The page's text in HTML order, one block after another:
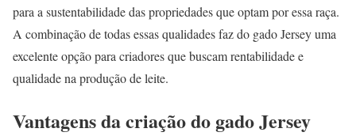
para a sustentabilidade das propriedades que optam por essa raça.
A combinação de todas essas qualidades faz do gado Jersey uma
excelente opção para criadores que buscam rentabilidade e
qualidade na produção de leite.
Vantagens da criação do gado Jersey